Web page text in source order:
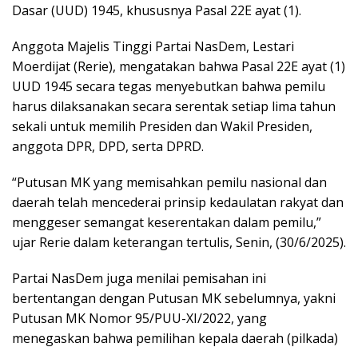
Dasar (UUD) 1945, khususnya Pasal 22E ayat (1).
Anggota Majelis Tinggi Partai NasDem, Lestari
Moerdijat (Rerie), mengatakan bahwa Pasal 22E ayat (1)
UUD 1945 secara tegas menyebutkan bahwa pemilu
harus dilaksanakan secara serentak setiap lima tahun
sekali untuk memilih Presiden dan Wakil Presiden,
anggota DPR, DPD, serta DPRD.
“Putusan MK yang memisahkan pemilu nasional dan
daerah telah mencederai prinsip kedaulatan rakyat dan
menggeser semangat keserentakan dalam pemilu,”
ujar Rerie dalam keterangan tertulis, Senin, (30/6/2025).
Partai NasDem juga menilai pemisahan ini
bertentangan dengan Putusan MK sebelumnya, yakni
Putusan MK Nomor 95/PUU-XI/2022, yang
menegaskan bahwa pemilihan kepala daerah (pilkada)